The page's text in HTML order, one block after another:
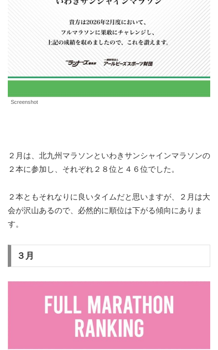
Screenshot
２月は、北九州マラソンといわきサンシャインマラソンの
２本に参加し、それぞれ２８位と４６位でした。
２本ともそれなりに良いタイムだと思いますが、２月は大
会が沢山あるので、必然的に順位は下がる傾向にありま
す。
３月